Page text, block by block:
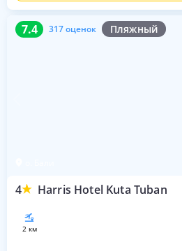
7.4 317 оценок Пляжный
4 Harris Hotel Kuta Tuban
7.4 317 оценок
2 км